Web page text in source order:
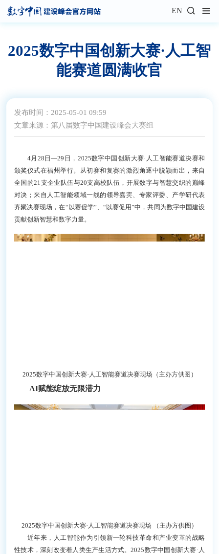
EN
2025数字中国创新大赛·人工智
能赛道圆满收官
发布时间：2025-05-01 09:59
文章来源：第八届数字中国建设峰会大赛组
4月28日—29日，2025数字中国创新大赛·人工智能赛道决赛和
颁奖仪式在福州举行。从初赛和复赛的激烈角逐中脱颖而出，来自
全国的21支企业队伍与20支高校队伍，开展数字与智慧交织的巅峰
对决；来自人工智能领域一线的领导嘉宾、专家评委、产学研代表
齐聚决赛现场，在“以赛促学”、“以赛促用”中，共同为数字中国建设
贡献创新智慧和数字力量。
2025数字中国创新大赛·人工智能赛道决赛现场（主办方供图）
AI赋能绽放无限潜力
2025数字中国创新大赛·人工智能赛道决赛现场 （主办方供图）
近年来，人工智能作为引领新一轮科技革命和产业变革的战略
性技术，深刻改变着人类生产生活方式。2025数字中国创新大赛·人